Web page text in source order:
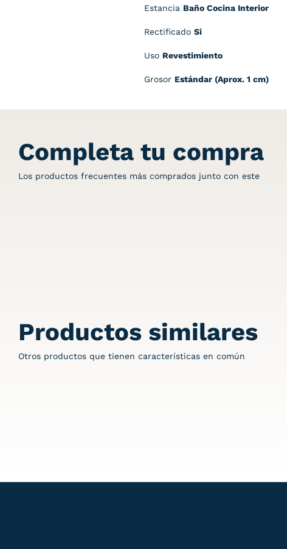
Estancia Baño Cocina Interior
Rectificado Si
Uso Revestimiento
Grosor Estándar (Aprox. 1 cm)
Completa tu compra
Los productos frecuentes más comprados junto con este
Productos similares
Otros productos que tienen características en común